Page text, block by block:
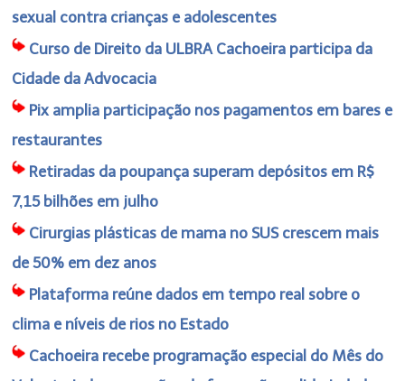
sexual contra crianças e adolescentes
Curso de Direito da ULBRA Cachoeira participa da
Cidade da Advocacia
Pix amplia participação nos pagamentos em bares e
restaurantes
Retiradas da poupança superam depósitos em R$
7,15 bilhões em julho
Cirurgias plásticas de mama no SUS crescem mais
de 50% em dez anos
Plataforma reúne dados em tempo real sobre o
clima e níveis de rios no Estado
Cachoeira recebe programação especial do Mês do